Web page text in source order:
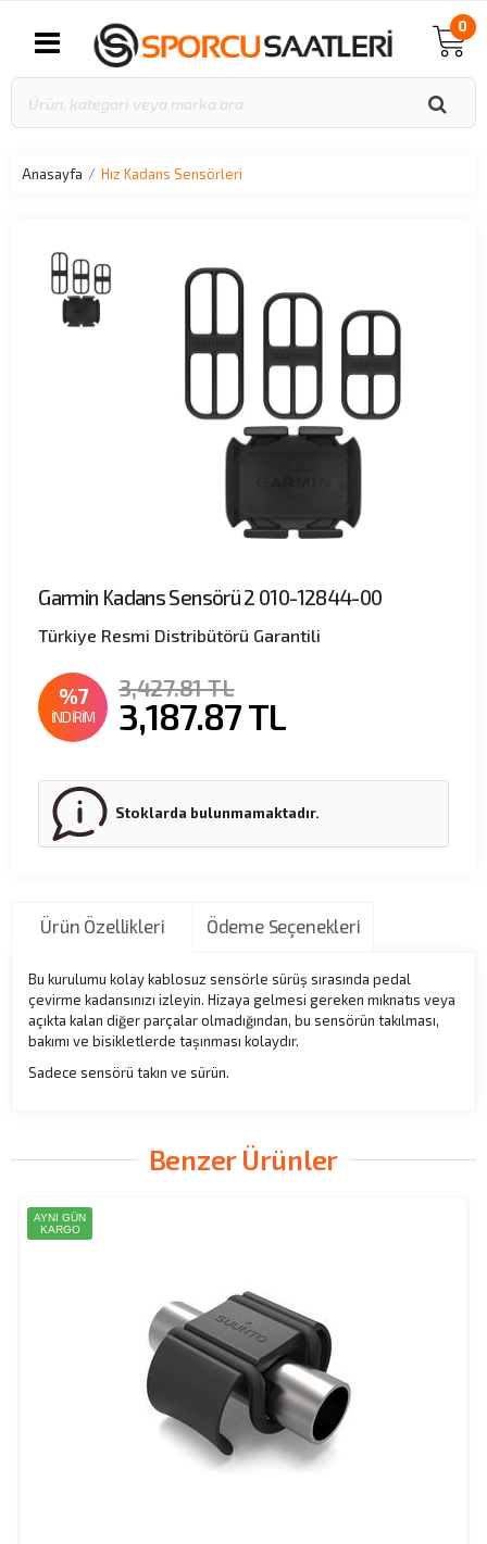
0
Anasayfa Hız Kadans Sensörleri
Garmin Kadans Sensörü 2 010-12844-00
Türkiye Resmi Distribütörü Garantili
%7
İNDİRİM
3,427.81 TL
3,187.87TL
Stoklarda bulunmamaktadır.
Ürün Özellikleri Ödeme Seçenekleri
Bu kurulumu kolay kablosuz sensörle sürüş sırasında pedal
çevirme kadansınızı izleyin. Hizaya gelmesi gereken mıknatıs veya
açıkta kalan diğer parçalar olmadığından, bu sensörün takılması,
bakımı ve bisikletlerde taşınması kolaydır.
Sadece sensörü takın ve sürün.
Benzer Ürünler
AYNI GÜN
KARGO